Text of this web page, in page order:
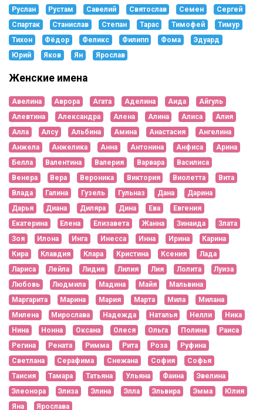
Руслан
Рустам Савелий Святослав Семен
Сергей
Спартак
Станислав Степан Тарас Тимофей
Тимур
Тихон
Фёдор Феликс Филипп Фома
Эдуард
Юрий
Яков Ян Ярослав
Женские имена
Авелина Аврора Агата Аделина Аида
Айгуль
Алевтина
Александра Алена Алина Алиса
Алия
Алла
Алсу Альбина Амина Анастасия
Ангелина
Анжела
Анжелика Анна Антонина Анфиса
Арина
Белла
Валентина Валерия Варвара
Василиса
Венера
Вера Вероника Виктория Виолетта
Вита
Влада
Галина Гузель Гульназ Дана
Дарина
Дарья
Диана Диляра Дина Ева
Евгения
Екатерина
Елена Елизавета Жанна Зинаида
Злата
Зоя
Илона Инга Инесса Инна Ирина
Карина
Кира
Клавдия Клара Кристина Ксения
Лада
Лариса
Лейла Лидия Лилия Лия Лолита
Луиза
Любовь
Людмила Мадина Майя
Мальвина
Маргарита
Марина Мария Марта Мила
Милана
Милена
Мирослава Надежда Наталья Нелли
Ника
Нина
Нонна Оксана Олеся Ольга Полина
Раиса
Регина
Рената Римма Рита Роза
Руфина
Светлана
Серафима Снежана София
Софья
Таисия
Тамара Татьяна Ульяна Фаина
Эвелина
Элеонора
Элиза Элина Элла Эльвира Эмма
Юлия
Яна
Ярослава